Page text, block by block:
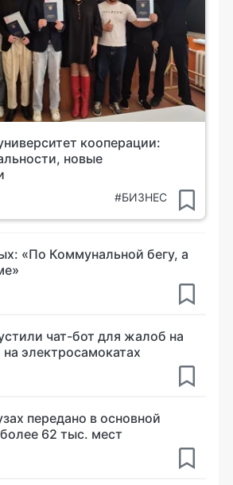
кооперации:
новые
#БИЗНЕС
«По Коммунальной бегу, а
чат-бот для жалоб на
электросамокатах
передано в основной
62 тыс. мест